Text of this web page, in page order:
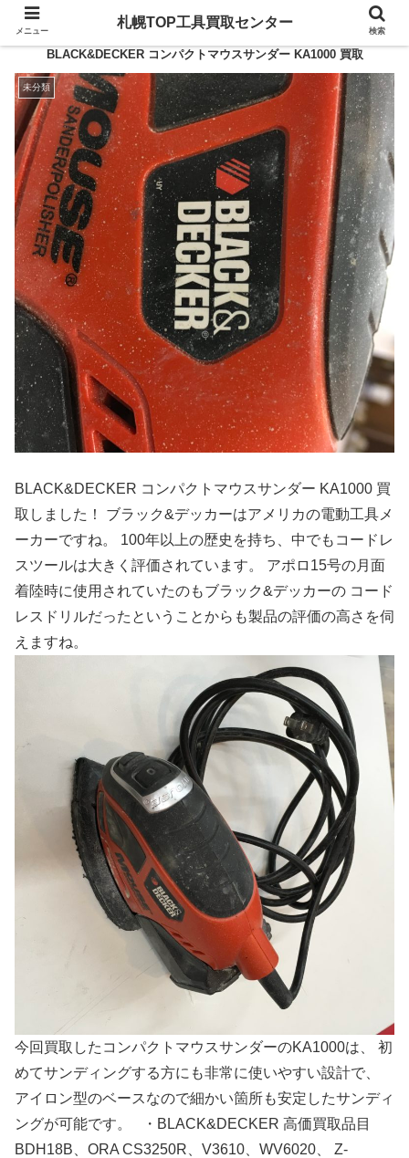
BLACK&DECKER コンパクトマウスサンダー KA1000 買取
未分類
BLACK&DECKER コンパクトマウスサンダー KA1000 買
取しました！ ブラック&デッカーはアメリカの電動工具メ
ーカーですね。 100年以上の歴史を持ち、中でもコードレ
スツールは大きく評価されています。 アポロ15号の月面
着陸時に使用されていたのもブラック&デッカーの コード
レスドリルだったということからも製品の評価の高さを伺
えますね。
今回買取したコンパクトマウスサンダーのKA1000は、 初
めてサンディングする方にも非常に使いやすい設計で、
アイロン型のベースなので細かい箇所も安定したサンディ
ングが可能です。 ・BLACK&DECKER 高価買取品目
BDH18B、ORA CS3250R、V3610、WV6020、 Z-
メニュー
札幌TOP工具買取センター
検索